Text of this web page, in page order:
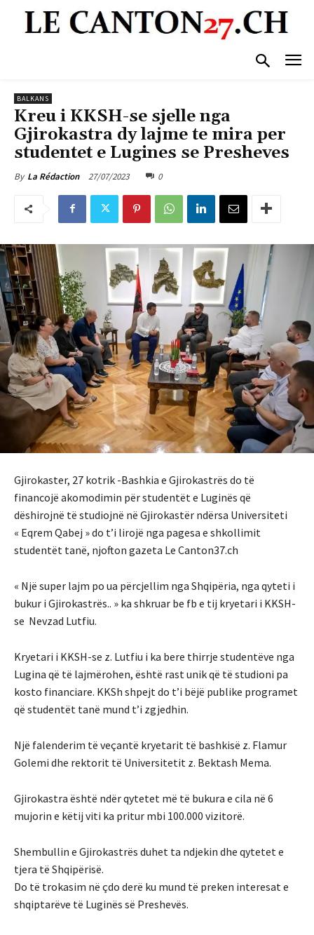
BALKANS
Kreu i KKSH-se sjelle nga
Gjirokastra dy lajme te mira per
studentet e Lugines se Presheves
By La Rédaction 27/07/2023 0
Gjirokaster, 27 kotrik -Bashkia e Gjirokastrës do të
financojë akomodimin për studentët e Luginës që
dëshirojnë të studiojnë në Gjirokastër ndërsa Universiteti
« Eqrem Qabej » do t’i lirojë nga pagesa e shkollimit
studentët tanë, njofton gazeta Le Canton37.ch
« Një super lajm po ua përcjellim nga Shqipëria, nga qyteti i
bukur i Gjirokastrës.. » ka shkruar be fb e tij kryetari i KKSH-
se Nevzad Lutfiu.
Kryetari i KKSH-se z. Lutfiu i ka bere thirrje studentëve nga
Lugina që të lajmërohen, është rast unik që të studioni pa
kosto financiare. KKSh shpejt do t’i bëjë publike programet
që studentët tanë mund t’i zgjedhin.
Një falenderim të veçantë kryetarit të bashkisë z. Flamur
Golemi dhe rektorit të Universitetit z. Bektash Mema.
Gjirokastra është ndër qytetet më të bukura e cila në 6
mujorin e këtij viti ka pritur mbi 100.000 vizitorë.
Shembullin e Gjirokastrës duhet ta ndjekin dhe qytetet e
tjera të Shqipërisë.
Do të trokasim në çdo derë ku mund të preken interesat e
shqiptarëve të Luginës së Preshevës.